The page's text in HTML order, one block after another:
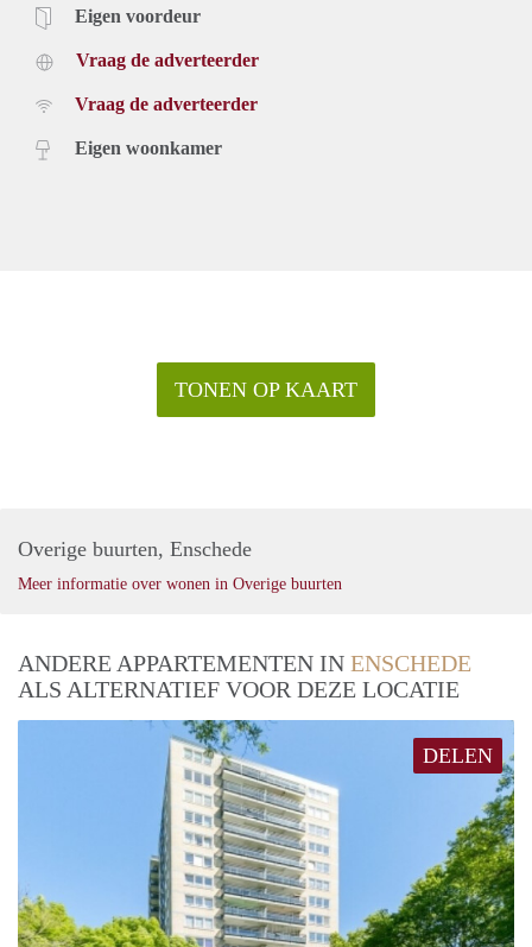
Eigen voordeur
Vraag de adverteerder
Vraag de adverteerder
Eigen woonkamer
TONEN OP KAART
Overige buurten, Enschede
Meer informatie over wonen in Overige buurten
ANDERE APPARTEMENTEN IN ENSCHEDE
ALS ALTERNATIEF VOOR DEZE LOCATIE
DELEN